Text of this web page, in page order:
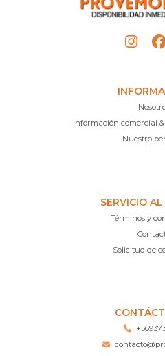
Información comercial
Nuestro
SERVICIO
Términos y
Solicitud de